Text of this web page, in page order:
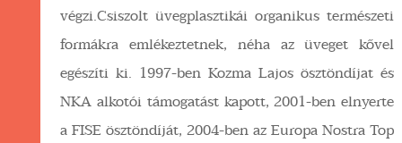
végzi.Csiszolt üvegplasztikái organikus természeti
formákra emlékeztetnek, néha az üveget kővel
egészíti ki. 1997-ben Kozma Lajos ösztöndíjat és
NKA alkotói támogatást kapott, 2001-ben elnyerte
a FISE ösztöndíját, 2004-ben az Europa Nostra Top